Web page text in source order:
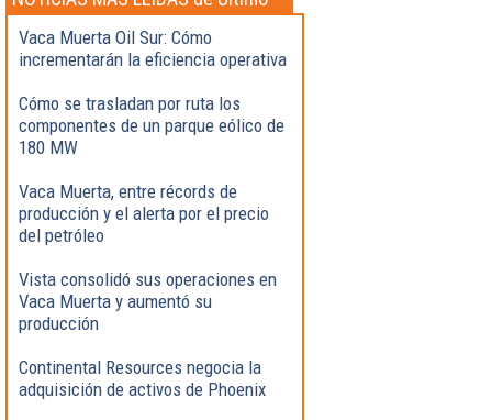
momento
Vaca Muerta Oil Sur: Cómo
incrementarán la eficiencia operativa
Cómo se trasladan por ruta los
componentes de un parque eólico de
180 MW
Vaca Muerta, entre récords de
producción y el alerta por el precio
del petróleo
Vista consolidó sus operaciones en
Vaca Muerta y aumentó su
producción
Continental Resources negocia la
adquisición de activos de Phoenix